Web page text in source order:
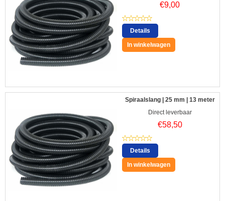
€9,00
Details
In winkelwagen
Spiraalslang | 25 mm | 13 meter
Direct leverbaar
€58,50
Details
In winkelwagen